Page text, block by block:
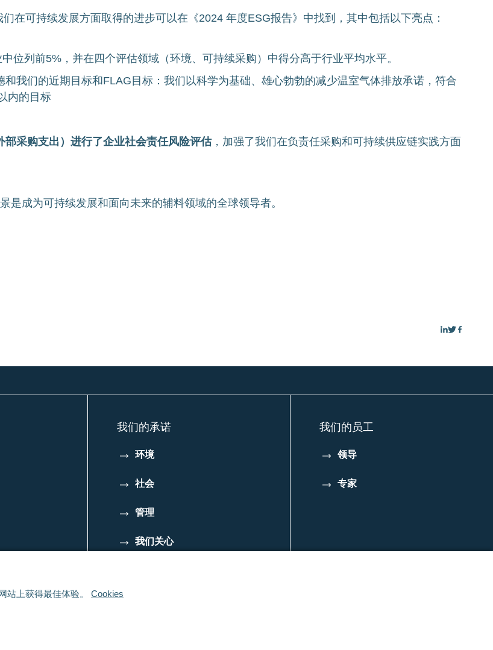
站上获得最佳体验。 Cookies
在可持续发展方面取得的进步可以在《2024 年度ESG报告》中找到，其中包括以下亮点：
位列前5%，并在四个评估领域（环境、可持续采购）中得分高于行业平均水平。
和我们的近期目标和FLAG目标：我们以科学为基础、雄心勃勃的减少温室气体排放承诺，符合
内的目标
部采购支出）进行了企业社会责任风险评估，加强了我们在负责任采购和可持续供应链实践方面
成为可持续发展和面向未来的辅料领域的全球领导者。
在
享
在
享享
我们的承诺
环境
社会
管理
我们关心
我们的员工
领导
专家